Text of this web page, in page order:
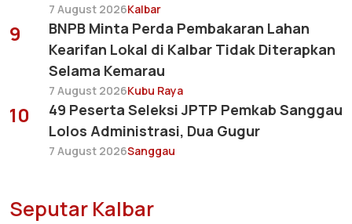
7 August 2026Kalbar
9
BNPB Minta Perda Pembakaran Lahan
Kearifan Lokal di Kalbar Tidak Diterapkan
Selama Kemarau
7 August 2026Kubu Raya
10
49 Peserta Seleksi JPTP Pemkab Sanggau
Lolos Administrasi, Dua Gugur
7 August 2026Sanggau
Seputar Kalbar